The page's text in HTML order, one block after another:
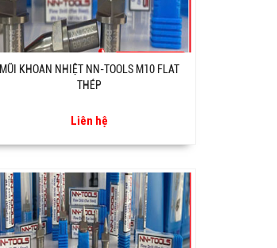
MŨI KHOAN NHIỆT NN-TOOLS M10 FLAT
THÉP
Liên hệ